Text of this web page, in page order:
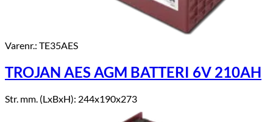
Varenr.: TE35AES
TROJAN AES AGM BATTERI 6V 210AH
Str. mm. (LxBxH): 244x190x273